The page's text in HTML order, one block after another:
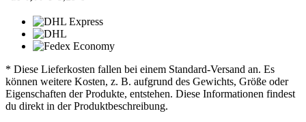
* Diese Lieferkosten fallen bei einem Standard-Versand an. Es
können weitere Kosten, z. B. aufgrund des Gewichts, Größe oder
Eigenschaften der Produkte, entstehen. Diese Informationen findest
du direkt in der Produktbeschreibung.